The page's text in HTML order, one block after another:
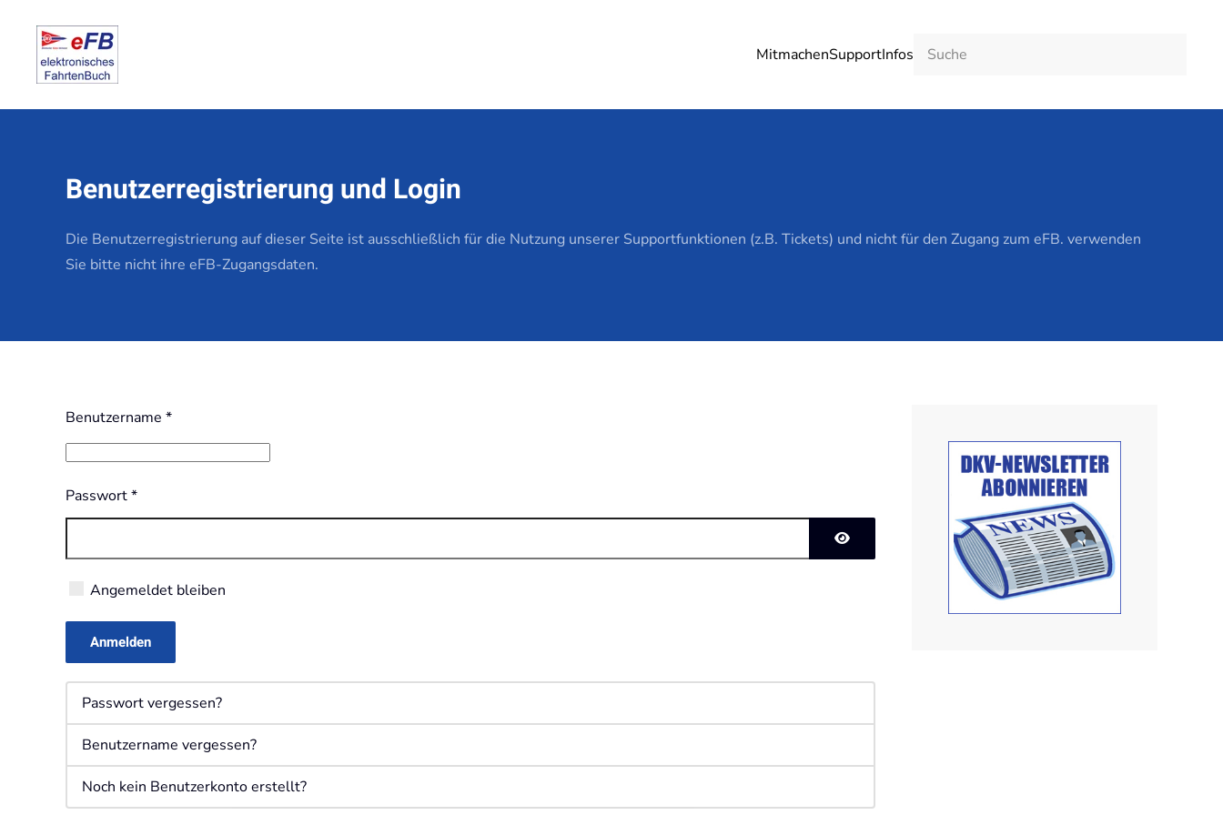
Zum Hauptinhalt springen MitmachenSupportInfos
Benutzerregistrierung und Login
Die Benutzerregistrierung auf dieser Seite ist ausschließlich für die Nutzung unserer Supportfunktionen (z.B. Tickets) und nicht für den Zugang zum eFB. verwenden
Sie bitte nicht ihre eFB-Zugangsdaten.
Benutzername *
Passwort*
Angemeldet bleiben
Anmelden
Passwort vergessen?
Benutzername vergessen?
Noch kein Benutzerkonto erstellt?